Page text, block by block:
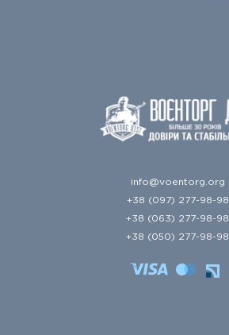
info@voentorg.org
+38 (097) 277-98-98
+38 (063) 277-98-98
+38 (050) 277-98-98